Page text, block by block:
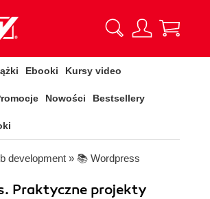
Ebooki Kursy video
Nowości Bestsellery
development » 📚 Wordpress
Praktyczne projekty